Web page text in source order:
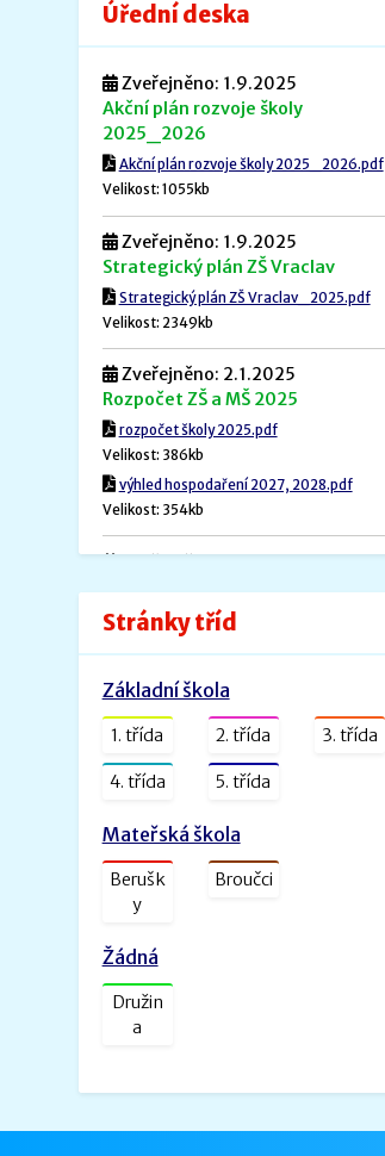
Úřední deska
Zveřejněno: 1.9.2025
Akční plán rozvoje školy
2025_2026
Akční plán rozvoje školy 2025_2026.pdf
Velikost: 1055kb
Zveřejněno: 1.9.2025
Strategický plán ZŠ Vraclav
Strategický plán ZŠ Vraclav_2025.pdf
Velikost: 2349kb
Zveřejněno: 2.1.2025
Rozpočet ZŠ a MŠ 2025
rozpočet školy 2025.pdf
Velikost: 386kb
výhled hospodaření 2027, 2028.pdf
Velikost: 354kb
Povinné informace.pdf
Zveřejněno: 26.8.2022
ŠVP PV _ MŠ Rybička
Velikost: 1601kb
Zveřejněno: 31.1.2022
SVP- Veselá školička - 2021.docx.pdf
Velikost: 2227kb
Stránky tříd
Základní škola
1. třída 2. třída 3. třída
4. třída 5. třída
Mateřská škola
Berušk
y
Broučci
Žádná
Družin
a